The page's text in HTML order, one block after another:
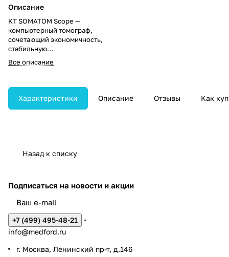
Описание
КТ SOMATOM Scope —
компьютерный томограф,
сочетающий экономичность,
стабильную
производительность и комфорт
для пациента. Оснащён
обеспечивающей высокое
пространственное разрешение
при низкой дозовой нагрузке.
Все описание
Характеристики Описание Отзывы Как
Назад к списку
Подписаться на новости и акции
+7 (499) 495-48-21
info@medford.ru
г. Москва, Ленинский пр-т, д.146